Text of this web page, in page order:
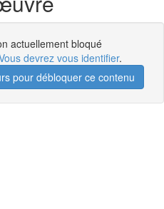
actuellement bloqué
devrez vous identifier.
pour débloquer ce contenu